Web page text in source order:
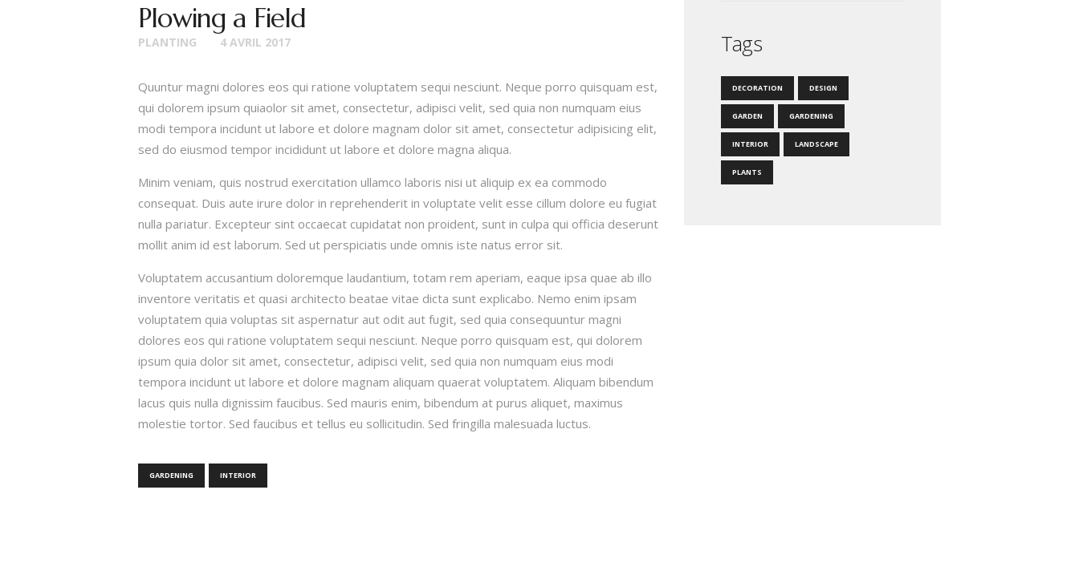
Plowing a Field
PLANTING 4 AVRIL 2017
Quuntur magni dolores eos qui ratione voluptatem sequi nesciunt. Neque porro quisquam est,
qui dolorem ipsum quiaolor sit amet, consectetur, adipisci velit, sed quia non numquam eius
modi tempora incidunt ut labore et dolore magnam dolor sit amet, consectetur adipisicing elit,
sed do eiusmod tempor incididunt ut labore et dolore magna aliqua.
Minim veniam, quis nostrud exercitation ullamco laboris nisi ut aliquip ex ea commodo
consequat. Duis aute irure dolor in reprehenderit in voluptate velit esse cillum dolore eu fugiat
nulla pariatur. Excepteur sint occaecat cupidatat non proident, sunt in culpa qui officia deserunt
mollit anim id est laborum. Sed ut perspiciatis unde omnis iste natus error sit.
Voluptatem accusantium doloremque laudantium, totam rem aperiam, eaque ipsa quae ab illo
inventore veritatis et quasi architecto beatae vitae dicta sunt explicabo. Nemo enim ipsam
voluptatem quia voluptas sit aspernatur aut odit aut fugit, sed quia consequuntur magni
dolores eos qui ratione voluptatem sequi nesciunt. Neque porro quisquam est, qui dolorem
ipsum quia dolor sit amet, consectetur, adipisci velit, sed quia non numquam eius modi
tempora incidunt ut labore et dolore magnam aliquam quaerat voluptatem. Aliquam bibendum
lacus quis nulla dignissim faucibus. Sed mauris enim, bibendum at purus aliquet, maximus
molestie tortor. Sed faucibus et tellus eu sollicitudin. Sed fringilla malesuada luctus.
GARDENING INTERIOR
Tags
DECORATION DESIGN
GARDEN GARDENING
INTERIOR LANDSCAPE
PLANTS